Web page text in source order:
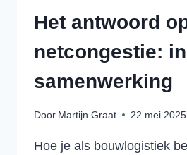
Het antwoord
netcongestie:
samenwerking
Door Martijn Graat 22 mei 2025
Hoe je als bouwlogistiek